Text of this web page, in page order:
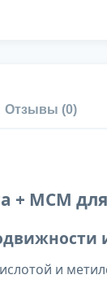
Отзывы (0)
+ МСМ
и